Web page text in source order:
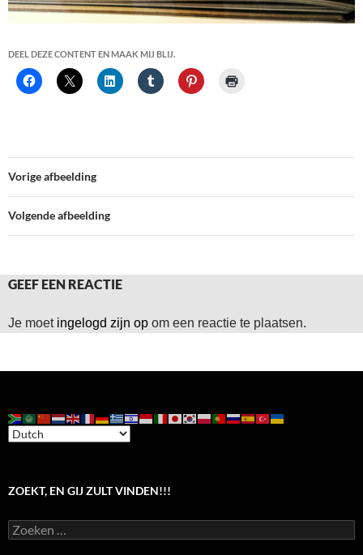
DEEL DEZE CONTENT EN MAAK MIJ BLIJ.
Vorige afbeelding
Volgende afbeelding
GEEF EEN REACTIE
Je moet ingelogd zijn op om een reactie te plaatsen.
ZOEKT, EN GIJ ZULT VINDEN!!!
Zoeken
naar: